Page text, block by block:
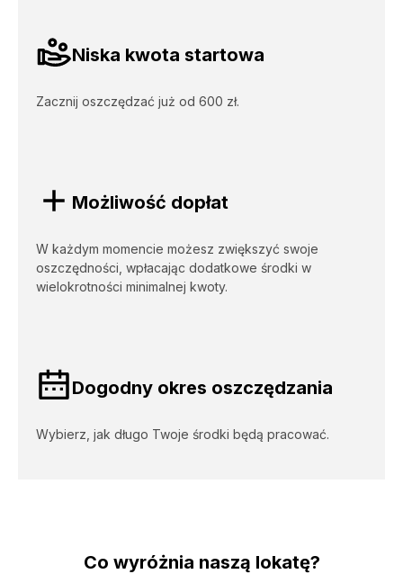
Niska kwota startowa
Zacznij oszczędzać już od 600 zł.
Możliwość dopłat
W każdym momencie możesz zwiększyć swoje
oszczędności, wpłacając dodatkowe środki w
wielokrotności minimalnej kwoty.
Dogodny okres oszczędzania
Wybierz, jak długo Twoje środki będą pracować.
Co wyróżnia naszą lokatę?